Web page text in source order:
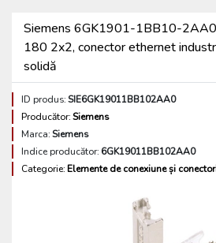
Siemens 6GK1901-1BB10-2AA0
180 2x2, conector ethernet
solidă
ID produs:SIE6GK19011BB102AA0
Producător:Siemens
Marca:Siemens
Indice producător: 6GK19011BB102AA0
Categorie:Elemente de conexiune și